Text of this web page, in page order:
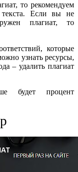
то рекомендуем
текста. Если вы не
плагиат, то
которые
узнать ресурсы,
– удалить плагиат
будет процент